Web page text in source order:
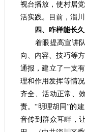
视台播放，使村居
活实践。目前，淄
四、咋样能长久
着眼提高宣讲队
向、内容、技巧等
通报，建立了一支
理和作用发挥等情
齐全、活动正常、
责。“明理胡同”的
音传到群众耳畔，